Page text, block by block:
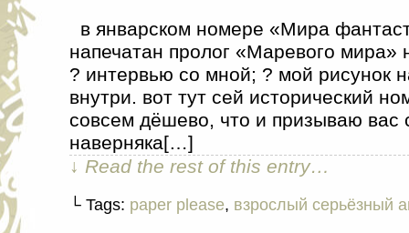
в январском номере «Мира
напечатан пролог «Маревого мира»
? интервью со мной; ? мой рисунок
внутри. вот тут сей исторический
совсем дёшево, что и призываю вас
наверняка[…]
↓ Read the rest of this entry…
└ Tags: paper please, взрослый серьёзный